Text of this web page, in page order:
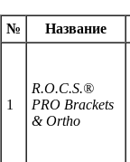
№ Название
1
R.O.C.S.®
PRO Brackets
& Ortho